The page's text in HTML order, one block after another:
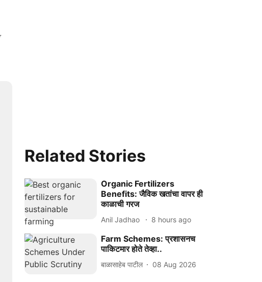
Related Stories
Organic Fertilizers
Benefits: जैविक खतांचा वापर ही
काळाची गरज
Anil Jadhao 8 hours ago
Farm Schemes: प्रशासनच
पाकिटमार होते तेव्हा..
बाळासाहेब पाटील 08 Aug 2026